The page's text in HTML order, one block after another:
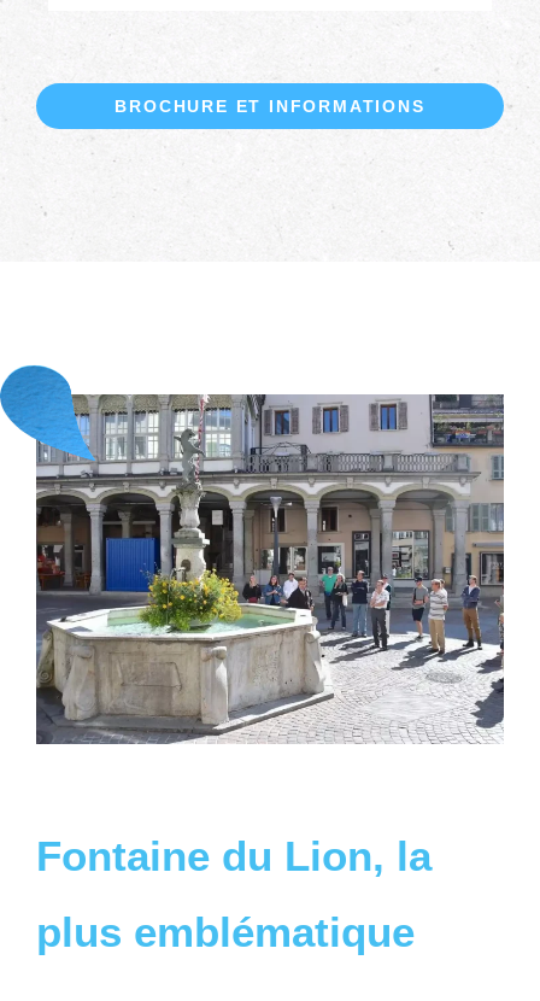
BROCHURE ET INFORMATIONS
Fontaine du Lion, la
plus emblématique